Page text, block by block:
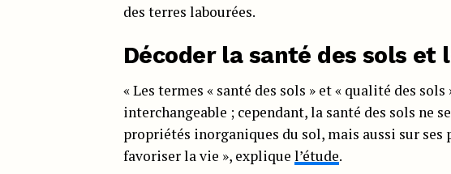
des terres labourées.
Décoder la santé des sols et
« Les termes « santé des sols » et « qualité des
interchangeable ; cependant, la santé des sols ne
propriétés inorganiques du sol, mais aussi sur
favoriser la vie », explique l’étude.